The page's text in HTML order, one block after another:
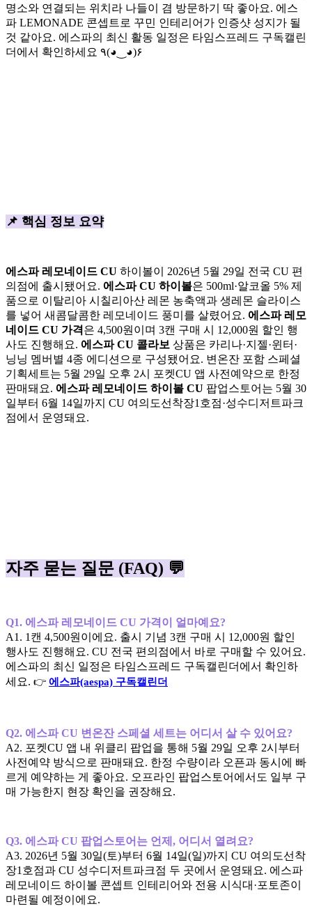
명소와 연결되는 위치라 나들이 겸 방문하기 딱 좋아요. 에스
파 LEMONADE 콘셉트로 꾸민 인테리어가 인증샷 성지가 될
것 같아요. 에스파의 최신 활동 일정은 타임스프레드 구독캘린
더에서 확인하세요 ٩(◕‿◕)۶
📌 핵심 정보 요약
에스파 레모네이드 CU 하이볼이 2026년 5월 29일 전국 CU 편
의점에 출시됐어요. 에스파 CU 하이볼은 500ml·알코올 5% 제
품으로 이탈리아 시칠리아산 레몬 농축액과 생레몬 슬라이스
를 넣어 새콤달콤한 레모네이드 풍미를 살렸어요. 에스파 레모
네이드 CU 가격은 4,500원이며 3캔 구매 시 12,000원 할인 행
사도 진행해요. 에스파 CU 콜라보 상품은 카리나·지젤·윈터·
닝닝 멤버별 4종 에디션으로 구성됐어요. 변온잔 포함 스페셜
기획세트는 5월 29일 오후 2시 포켓CU 앱 사전예약으로 한정
판매돼요. 에스파 레모네이드 하이볼 CU 팝업스토어는 5월 30
일부터 6월 14일까지 CU 여의도선착장1호점·성수디저트파크
점에서 운영돼요.
자주 묻는 질문 (FAQ) 💬
Q1. 에스파 레모네이드 CU 가격이 얼마예요?
A1. 1캔 4,500원이에요. 출시 기념 3캔 구매 시 12,000원 할인
행사도 진행해요. CU 전국 편의점에서 바로 구매할 수 있어요.
에스파의 최신 일정은 타임스프레드 구독캘린더에서 확인하
세요. 👉 에스파(aespa) 구독캘린더
Q2. 에스파 CU 변온잔 스페셜 세트는 어디서 살 수 있어요?
A2. 포켓CU 앱 내 위클리 팝업을 통해 5월 29일 오후 2시부터
사전예약 방식으로 판매돼요. 한정 수량이라 오픈과 동시에 빠
르게 예약하는 게 좋아요. 오프라인 팝업스토어에서도 일부 구
매 가능한지 현장 확인을 권장해요.
Q3. 에스파 CU 팝업스토어는 언제, 어디서 열려요?
A3. 2026년 5월 30일(토)부터 6월 14일(일)까지 CU 여의도선착
장1호점과 CU 성수디저트파크점 두 곳에서 운영돼요. 에스파
레모네이드 하이볼 콘셉트 인테리어와 전용 시식대·포토존이
마련될 예정이에요.